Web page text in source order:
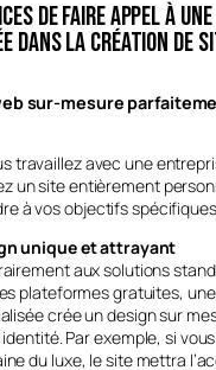
de faire appel à
dans la création de
sur-mesure
travaillez avec une
un site entièrement
à vos objectifs spécifiques.
unique et attrayant
aux solutions
plateformes gratuites,
crée un design sur
Par exemple, si
du luxe, le site mettra